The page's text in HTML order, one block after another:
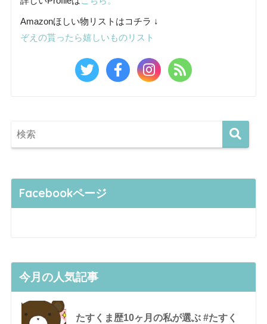
Amazonほしい物リストはコチラ ↓
ぞえの貰ったら嬉しいものリスト
Facebookページ
今月の人気記事
たすくま歴10ヶ月の私が選ぶ #たすく